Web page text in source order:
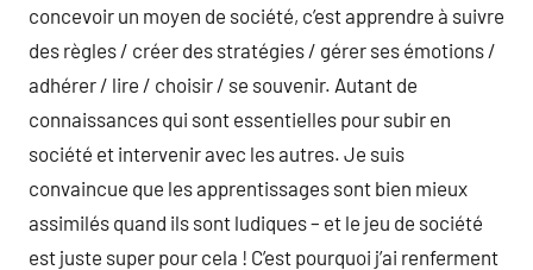
concevoir un moyen de société, c’est apprendre à suivre
des règles / créer des stratégies / gérer ses émotions /
adhérer / lire / choisir / se souvenir. Autant de
connaissances qui sont essentielles pour subir en
société et intervenir avec les autres. Je suis
convaincue que les apprentissages sont bien mieux
assimilés quand ils sont ludiques – et le jeu de société
est juste super pour cela ! C’est pourquoi j’ai renferment